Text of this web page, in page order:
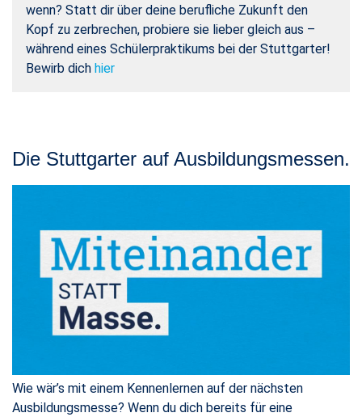
wenn? Statt dir über deine berufliche Zukunft den
Kopf zu zerbrechen, probiere sie lieber gleich aus –
während eines Schülerpraktikums bei der Stuttgarter!
Bewirb dich hier
Die Stuttgarter auf Ausbildungsmessen.
Wie wär’s mit einem Kennenlernen auf der nächsten
Ausbildungsmesse? Wenn du dich bereits für eine